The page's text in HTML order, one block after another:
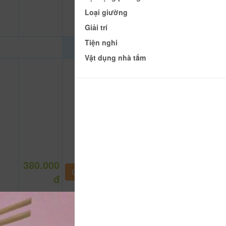
380.000
đ
CHƯA KHAI BÁO PHÒNG
Loại giường
Giải trí
Tiện nghi
Vật dụng nhà tắm